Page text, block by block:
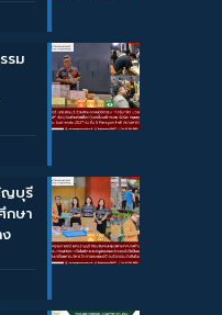
รม
ญบุรี
กษา